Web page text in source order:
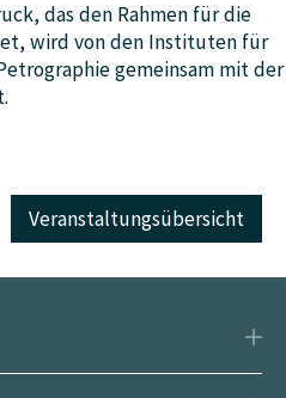
das den Rahmen für die
wird von den Instituten für
gemeinsam mit der
Veranstaltungsübersicht